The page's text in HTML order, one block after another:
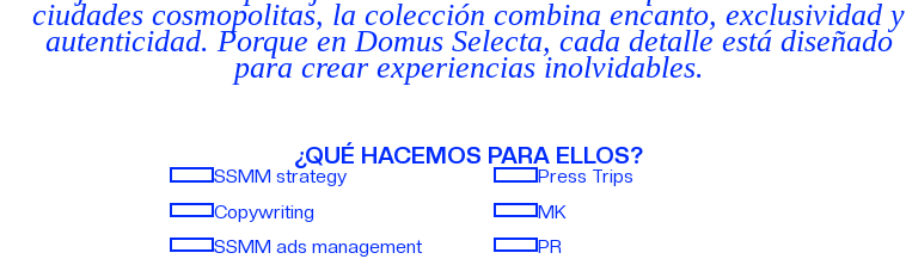
ciudades cosmopolitas, la colección combina encanto, exclusividad y
autenticidad. Porque en Domus Selecta, cada detalle está diseñado
para crear experiencias inolvidables.
¿QUÉ HACEMOS PARA ELLOS?
SSMM strategy
Press Trips
Copywriting
MK
SSMM ads management
PR